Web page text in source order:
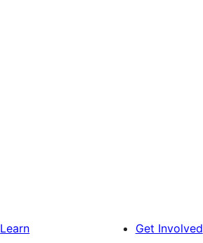
Learn
Get Involved